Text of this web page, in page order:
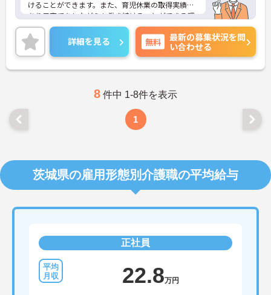
けることができます。また、育児休業の取得実績も
あり子育てをしながらも働き続けることができる環
境です。ご興味のある方はご面接のポイントをお伝
えしますので、お気軽にお問い合わせください。
詳細を見る 無料
最新の募集状況を問
い合わせる
8 件中 1-8件を表示
1
茨城県の雇用形態別介護職の平均給与
正社員
22.8万円